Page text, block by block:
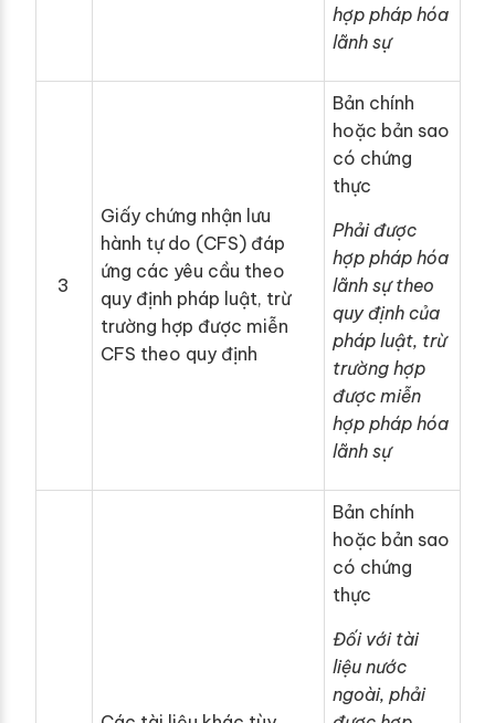
hợp pháp hóa
lãnh sự
3
Giấy chứng nhận lưu
hành tự do (CFS) đáp
ứng các yêu cầu theo
quy định pháp luật, trừ
trường hợp được miễn
CFS theo quy định
Bản chính
hoặc bản sao
có chứng
thực
Phải được
hợp pháp hóa
lãnh sự theo
quy định của
pháp luật, trừ
trường hợp
được miễn
hợp pháp hóa
lãnh sự
Bản chính
hoặc bản sao
có chứng
thực
Đối với tài
liệu nước
ngoài, phải